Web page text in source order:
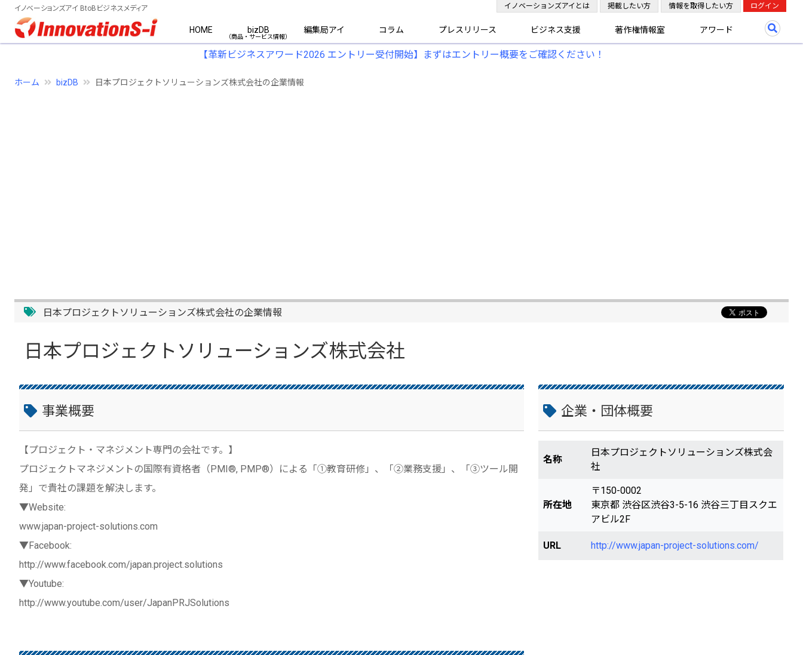
イノベーションズアイ BtoBビジネスメディア
HOME bizDB 編集局アイ コラム プレスリリース ビジネス支援 著作権情報室 アワード
イノベーションズアイとは 掲載したい方 情報を取得したい方 ログイン
【革新ビジネスアワード2026 エントリー受付開始】まずはエントリー概要をご確認ください！
ホーム bizDB 日本プロジェクトソリューションズ株式会社の企業情報
日本プロジェクトソリューションズ株式会社の企業情報
日本プロジェクトソリューションズ株式会社
事業概要
【プロジェクト・マネジメント専門の会社です。】
プロジェクトマネジメントの国際有資格者（PMI®, PMP®）による「①教育研修」、「②業務支援」、「③ツール開
発」で貴社の課題を解決します。
▼Website:
www.japan-project-solutions.com
▼Facebook:
http://www.facebook.com/japan.project.solutions
▼Youtube:
http://www.youtube.com/user/JapanPRJSolutions
企業・団体概要
名称
日本プロジェクトソリューションズ株式会
社
所在地
〒150-0002
東京都 渋谷区渋谷3-5-16 渋谷三丁目スクエ
アビル2F
URL http://www.japan-project-solutions.com/